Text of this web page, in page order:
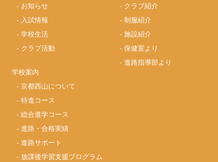
- お知らせ
- 入試情報
-学校生活
- クラブ活動
学校案内
-京都西山について
-特進コース
-総合進学コース
-進路・合格実績
-進路サポート
- 放課後学習支援プログラム
- クラブ紹介
-制服紹介
-施設紹介
-保健室より
-進路指導部より